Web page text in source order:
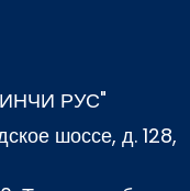
РУС"
шоссе, д. 128,